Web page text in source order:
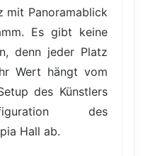
mit Panoramablick
Es gibt keine
denn jeder Platz
Wert hängt vom
des Künstlers
des
Hall ab.